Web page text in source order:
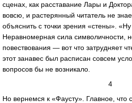
сценах, как расставание Лары и
вовсю, и растерянный читатель не
объяснить с точки зрения «стены».
Неравномерная сила символичности,
повествования — вот что затрудняет
этот занавес был расписан совсем
вопросов бы не возникало.
4
Но вернемся к «Фаусту». Главное, что